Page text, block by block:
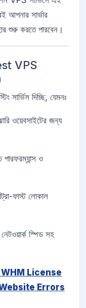
আপনার সার্ভার
শুরু করতে পারবেন।
VPS
দিচ্ছি, যেমনঃ
ওয়েবসাইটের জন্য
পারফরম্যান্স ও
ফাস্ট লোকাল
স্পিড সহ
License
Errors